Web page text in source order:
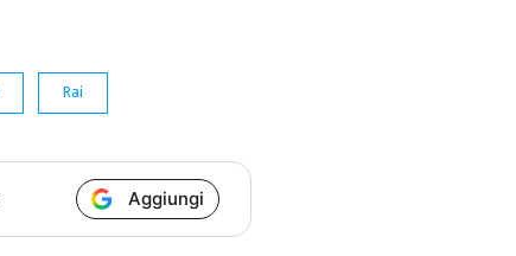
Rai
Aggiungi